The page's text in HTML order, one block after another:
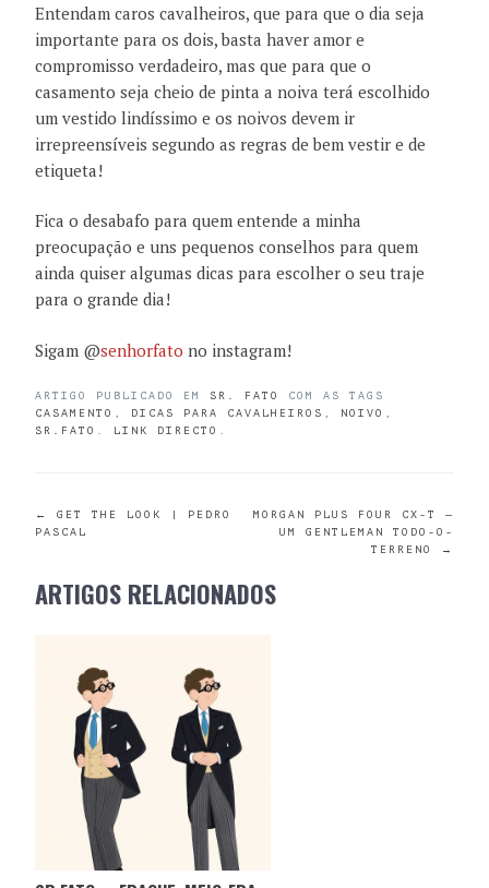
Entendam caros cavalheiros, que para que o dia seja
importante para os dois, basta haver amor e
compromisso verdadeiro, mas que para que o
casamento seja cheio de pinta a noiva terá escolhido
um vestido lindíssimo e os noivos devem ir
irrepreensíveis segundo as regras de bem vestir e de
etiqueta!
Fica o desabafo para quem entende a minha
preocupação e uns pequenos conselhos para quem
ainda quiser algumas dicas para escolher o seu traje
para o grande dia!
Sigam @senhorfato no instagram!
ARTIGO PUBLICADO EM SR. FATO
COM AS TAGS
CASAMENTO
DICAS PARA CAVALHEIROS NOIVO
SR.FATO
LINK DIRECTO
POST
NAVIGATION
←
GET THE LOOK | PEDRO
PASCAL
MORGAN PLUS FOUR CX-T —
UM GENTLEMAN TODO-O-
TERRENO
→
ARTIGOS RELACIONADOS